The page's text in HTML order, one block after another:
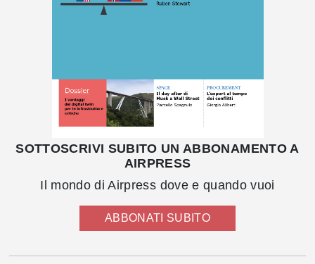
SOTTOSCRIVI SUBITO UN ABBONAMENTO A
AIRPRESS
Il mondo di Airpress dove e quando vuoi
ABBONATI SUBITO